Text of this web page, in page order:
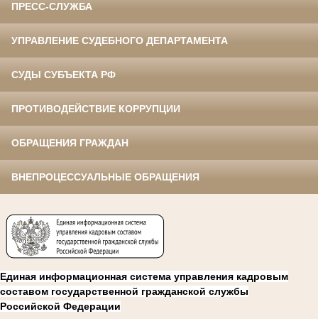
ПРЕСС-СЛУЖБА
УПРАВЛЕНИЕ СУДЕБНОГО ДЕПАРТАМЕНТА
СУДЫ СУБЪЕКТА РФ
ПРОТИВОДЕЙСТВИЕ КОРРУПЦИИ
ОБРАЩЕНИЯ ГРАЖДАН
ВНЕПРОЦЕССУАЛЬНЫЕ ОБРАЩЕНИЯ
Единая информационная система управления кадровым
составом государственной гражданской службы
Российской Федерации